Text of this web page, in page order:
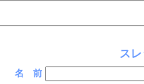
ス
名 前